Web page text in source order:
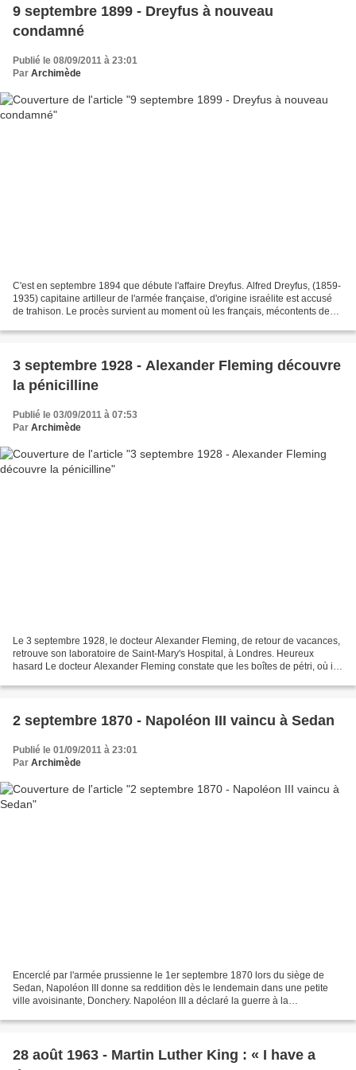
9 septembre 1899 - Dreyfus à nouveau
condamné
Publié le 08/09/2011 à 23:01
Par Archimède
C'est en septembre 1894 que débute l'affaire Dreyfus. Alfred Dreyfus, (1859-
1935) capitaine artilleur de l'armée française, d'origine israélite est accusé
de trahison. Le procès survient au moment où les français, mécontents de
3 septembre 1928 - Alexander Fleming découvre
la pénicilline
Publié le 03/09/2011 à 07:53
Par Archimède
Le 3 septembre 1928, le docteur Alexander Fleming, de retour de vacances,
retrouve son laboratoire de Saint-Mary's Hospital, à Londres. Heureux
hasard Le docteur Alexander Fleming constate que les boîtes de pétri, où il
2 septembre 1870 - Napoléon III vaincu à Sedan
Publié le 01/09/2011 à 23:01
Par Archimède
Encerclé par l'armée prussienne le 1er septembre 1870 lors du siège de
Sedan, Napoléon III donne sa reddition dès le lendemain dans une petite
ville avoisinante, Donchery. Napoléon III a déclaré la guerre à la
28 août 1963 - Martin Luther King : « I have a